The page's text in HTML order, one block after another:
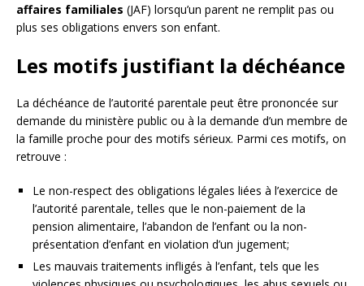
affaires familiales (JAF) lorsqu’un parent ne remplit pas ou
plus ses obligations envers son enfant.
Les motifs justifiant la déchéance
La déchéance de l’autorité parentale peut être prononcée sur
demande du ministère public ou à la demande d’un membre de
la famille proche pour des motifs sérieux. Parmi ces motifs, on
retrouve :
Le non-respect des obligations légales liées à l’exercice de
l’autorité parentale, telles que le non-paiement de la
pension alimentaire, l’abandon de l’enfant ou la non-
présentation d’enfant en violation d’un jugement;
Les mauvais traitements infligés à l’enfant, tels que les